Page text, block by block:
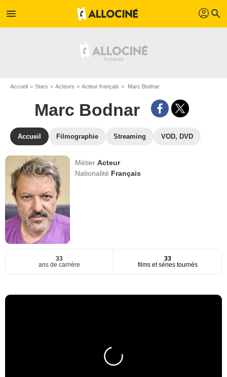
menu profil search
Accueil Stars Acteurs Acteur français Marc Bodnar
Marc Bodnar
Accueil Filmographie Streaming VOD, DVD
MétierActeur
Nationalité Français
33
ans de carrière
33
films et séries tournés